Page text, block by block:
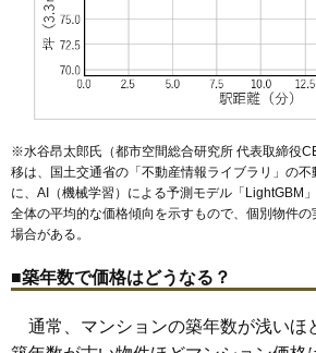
※水谷昂太郎氏（都市空間総合研究所 代表取締役
移は、国土交通省の「不動産情報ライブラリ 」の
に、AI（機械学習）による予測モデル「LightGBM
全体の平均的な価格傾向を示すもので、個別物件
場合がある。
■築年数で価格はどうなる？
通常、マンションの築年数が浅いほ
加
富士見台
おおたかの森西おおたかの森東おおた
南流山駅運河駅江戸川台駅初石駅流山
鰭ケ崎駅